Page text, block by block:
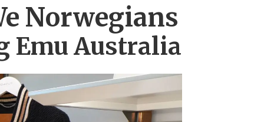
Norwegians
Emu Australia